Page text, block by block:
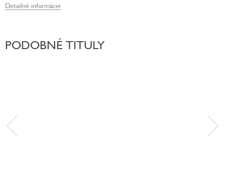
Detailné informácie
PODOBNÉ TITULY